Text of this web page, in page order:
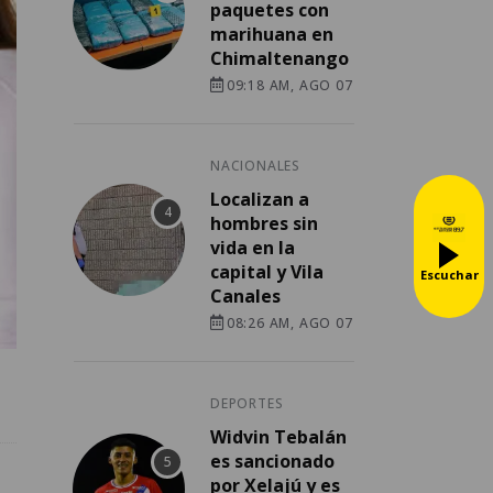
paquetes con
marihuana en
Chimaltenango
09:18 AM, AGO 07
NACIONALES
Localizan a
hombres sin
vida en la
capital y Vila
Canales
08:26 AM, AGO 07
DEPORTES
Widvin Tebalán
es sancionado
por Xelajú y es
Escuchar